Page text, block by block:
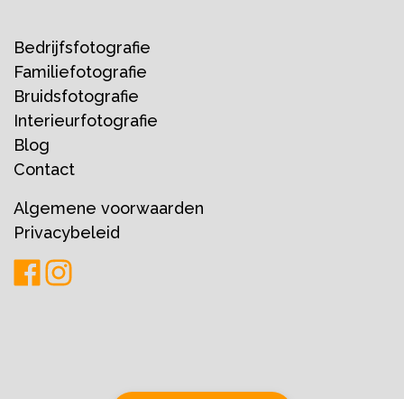
Bedrijfsfotografie
Familiefotografie
Bruidsfotografie
Interieurfotografie
Blog
Contact
Algemene voorwaarden
Privacybeleid